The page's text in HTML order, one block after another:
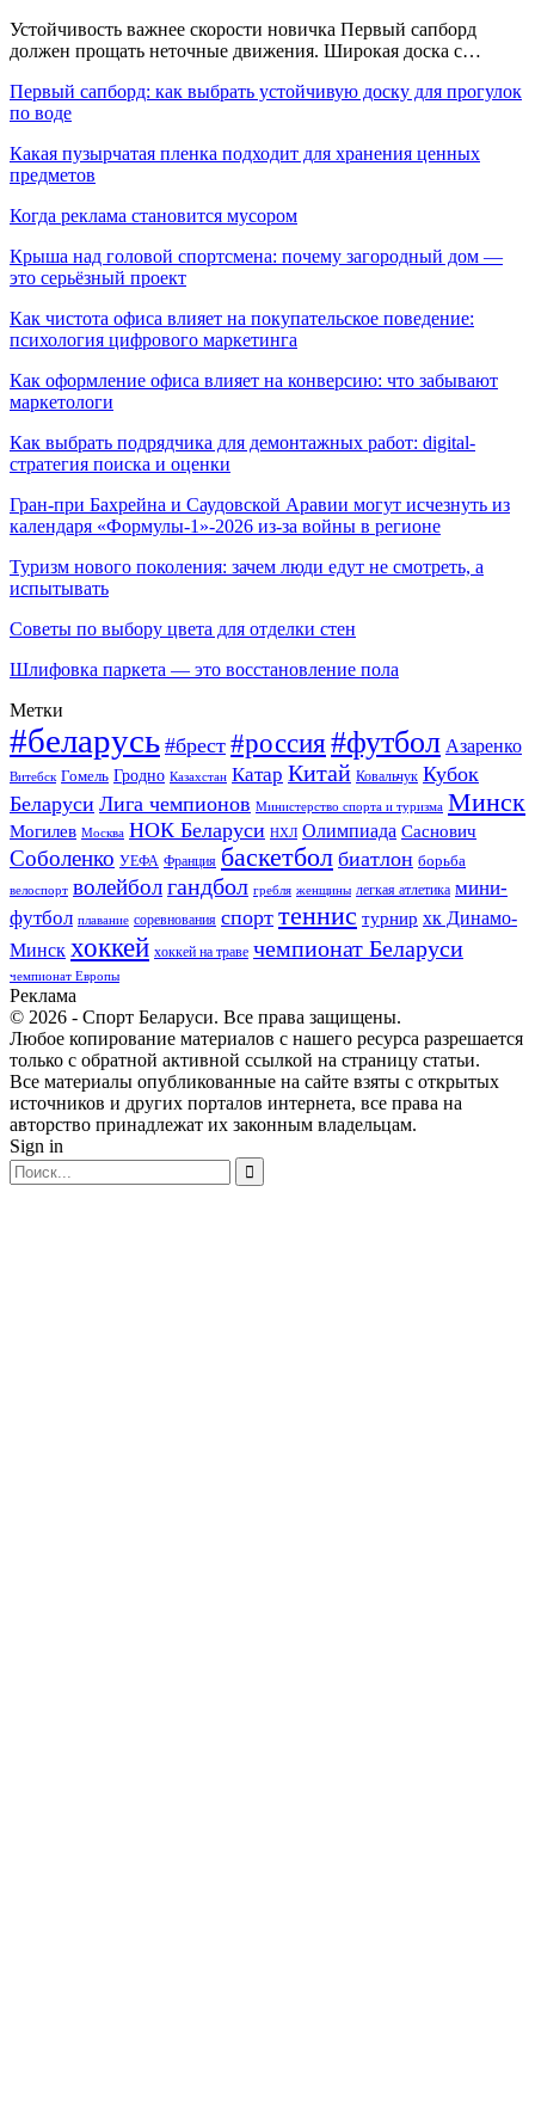
Устойчивость важнее скорости новичка Первый сапборд
должен прощать неточные движения. Широкая доска с…
Первый сапборд: как выбрать устойчивую доску для прогулок
по воде
Какая пузырчатая пленка подходит для хранения ценных
предметов
Когда реклама становится мусором
Крыша над головой спортсмена: почему загородный дом —
это серьёзный проект
Как чистота офиса влияет на покупательское поведение:
психология цифрового маркетинга
Как оформление офиса влияет на конверсию: что забывают
маркетологи
Как выбрать подрядчика для демонтажных работ: digital-
стратегия поиска и оценки
Гран-при Бахрейна и Саудовской Аравии могут исчезнуть из
календаря «Формулы-1»-2026 из-за войны в регионе
Туризм нового поколения: зачем люди едут не смотреть, а
испытывать
Советы по выбору цвета для отделки стен
Шлифовка паркета — это восстановление пола
Метки
#беларусь #брест #россия#футбол Азаренко
Витебск Гомель Гродно Казахстан Катар Китай Ковальчук Кубок
Беларуси Лига чемпионов Министерство спорта и туризма Минск
Могилев Москва НОК Беларуси НХЛ Олимпиада Саснович
Соболенко УЕФА Франция баскетбол биатлон борьба
велоспорт волейболгандбол гребля женщины легкая атлетика мини-
футбол плавание соревнования спорт теннис турнир хк Динамо-
Минск хоккей хоккей на траве чемпионат Беларуси
чемпионат Европы
Реклама
© 2026 - Спорт Беларуси. Все права защищены.
Любое копирование материалов с нашего ресурса разрешается
только с обратной активной ссылкой на страницу статьи.
Все материалы опубликованные на сайте взяты с открытых
источников и других порталов интернета, все права на
авторство принадлежат их законным владельцам.
Sign in